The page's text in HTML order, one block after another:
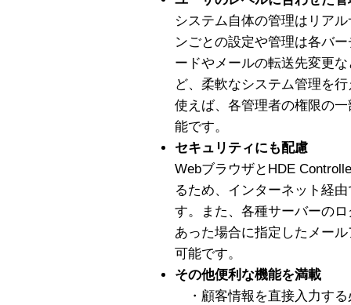
システム自体の管理はリア
ンごとの設定や管理は各バ
ードやメールの転送先変更
ど、柔軟なシステム管理を
使えば、各管理者の権限の
能です。
セキュリティにも配慮
WebブラウザとHDE
るため、インターネット経
す。また、各種サーバーの
あった場合に指定したメー
可能です。
その他便利な機能を満載
・顧客情報を直接入力する